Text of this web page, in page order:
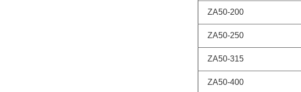
ZA50-200
ZA50-250
ZA50-315
ZA50-400